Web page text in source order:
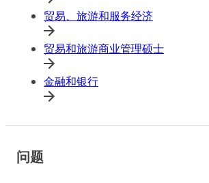
贸易、旅游和服务经济
贸易和旅游商业管理硕士
金融和银行
问题